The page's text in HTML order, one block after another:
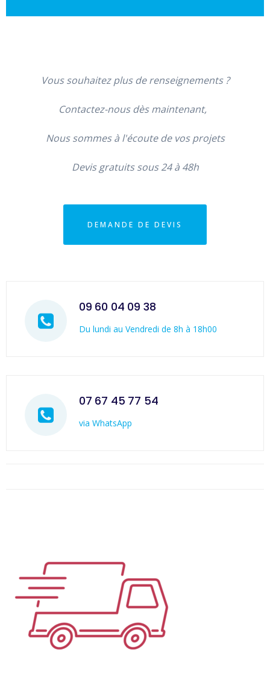
Vous souhaitez plus de renseignements ?
Contactez-nous dès maintenant,
Nous sommes à l'écoute de vos projets
Devis gratuits sous 24 à 48h
DEMANDE DE DEVIS
09 60 04 09 38
Du lundi au Vendredi de 8h à 18h00
07 67 45 77 54
via WhatsApp